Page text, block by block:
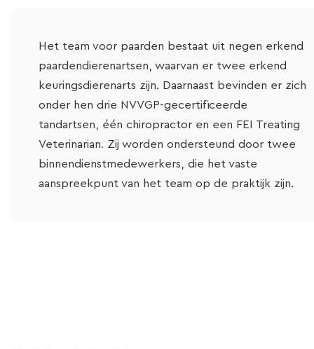
Het team voor paarden bestaat uit negen erkend
paardendierenartsen, waarvan er twee erkend
keuringsdierenarts zijn. Daarnaast bevinden er zich
onder hen drie NVVGP-gecertificeerde
tandartsen, één chiropractor en een FEI Treating
Veterinarian. Zij worden ondersteund door twee
binnendienstmedewerkers, die het vaste
aanspreekpunt van het team op de praktijk zijn.